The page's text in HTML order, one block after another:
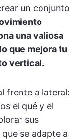
un conjunto
una valiosa
que mejora tu
vertical.
frente a lateral:
el qué y el
sus
se adapte a